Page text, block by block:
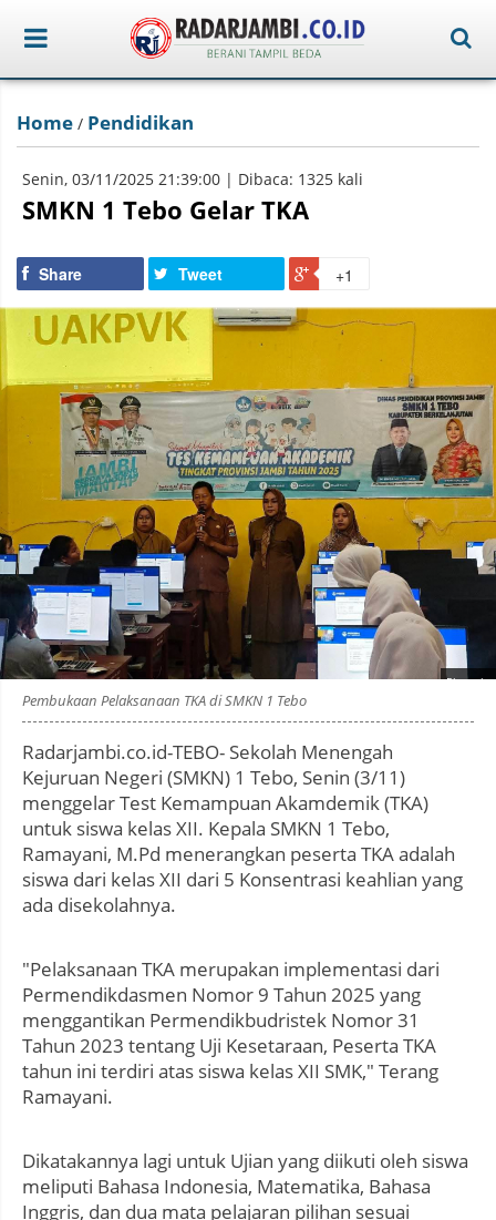
Home / Pendidikan
Senin, 03/11/2025 21:39:00 | Dibaca: 1325 kali
SMKN 1 Tebo Gelar TKA
Share Tweet +1
Photo by
Pembukaan Pelaksanaan TKA di SMKN 1 Tebo
Radarjambi.co.id-TEBO- Sekolah Menengah
Kejuruan Negeri (SMKN) 1 Tebo, Senin (3/11)
menggelar Test Kemampuan Akamdemik (TKA)
untuk siswa kelas XII. Kepala SMKN 1 Tebo,
Ramayani, M.Pd menerangkan peserta TKA adalah
siswa dari kelas XII dari 5 Konsentrasi keahlian yang
ada disekolahnya.
"Pelaksanaan TKA merupakan implementasi dari
Permendikdasmen Nomor 9 Tahun 2025 yang
menggantikan Permendikbudristek Nomor 31
Tahun 2023 tentang Uji Kesetaraan, Peserta TKA
tahun ini terdiri atas siswa kelas XII SMK," Terang
Ramayani.
Dikatakannya lagi untuk Ujian yang diikuti oleh siswa
meliputi Bahasa Indonesia, Matematika, Bahasa
Inggris, dan dua mata pelajaran pilihan sesuai